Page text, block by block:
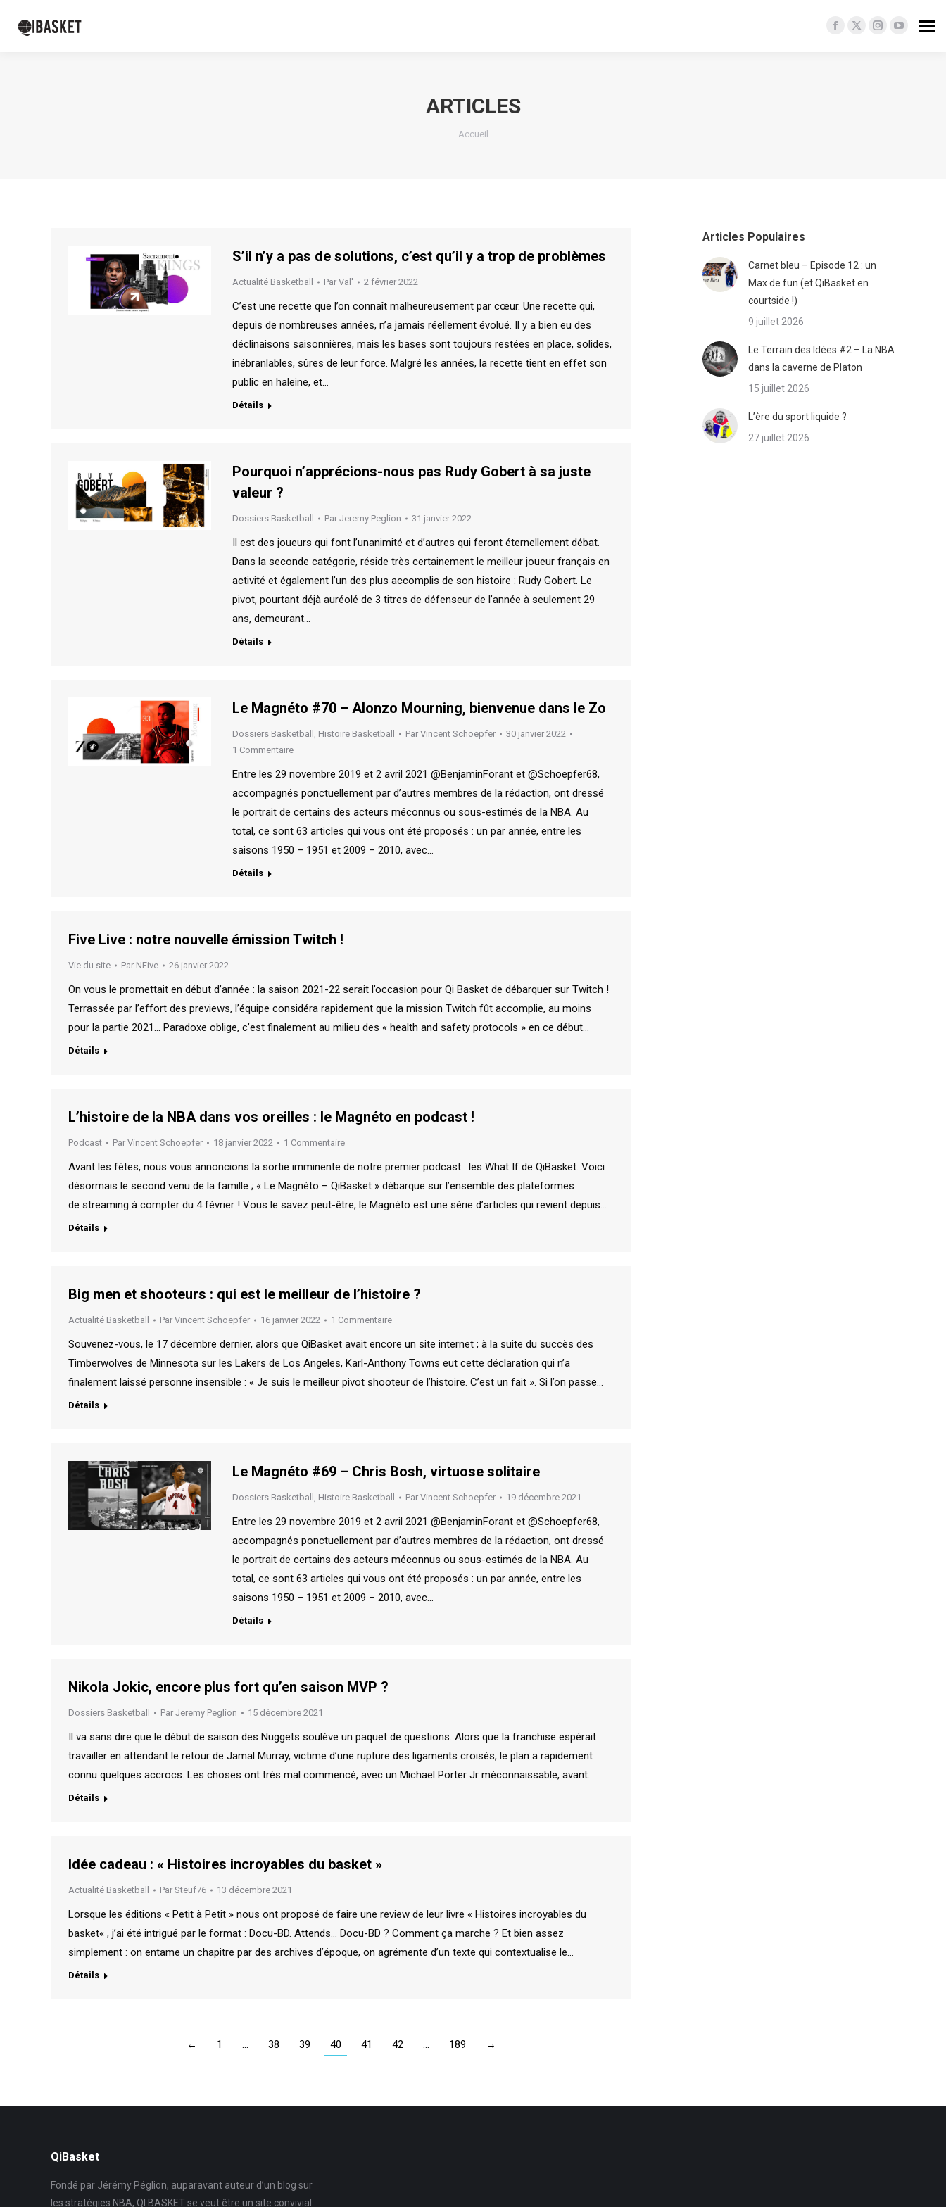
Facebook
X
Instagram
YouTube
ARTICLES
Vous êtes ici :
Accueil
S’il n’y a pas de solutions, c’est qu’il y a trop de problèmes
Actualité Basketball Par Val' 2 février 2022
C’est une recette que l’on connaît malheureusement par cœur. Une recette qui,
depuis de nombreuses années, n’a jamais réellement évolué. Il y a bien eu des
déclinaisons saisonnières, mais les bases sont toujours restées en place, solides,
inébranlables, sûres de leur force. Malgré les années, la recette tient en effet son
public en haleine, et…
Détails
Pourquoi n’apprécions-nous pas Rudy Gobert à sa juste
valeur ?
Dossiers Basketball Par Jeremy Peglion 31 janvier 2022
Il est des joueurs qui font l’unanimité et d’autres qui feront éternellement débat.
Dans la seconde catégorie, réside très certainement le meilleur joueur français en
activité et également l’un des plus accomplis de son histoire : Rudy Gobert. Le
pivot, pourtant déjà auréolé de 3 titres de défenseur de l’année à seulement 29
ans, demeurant…
Détails
Le Magnéto #70 – Alonzo Mourning, bienvenue dans le Zo
Dossiers Basketball , Histoire Basketball Par Vincent Schoepfer
30 janvier 2022
1 Commentaire
Entre les 29 novembre 2019 et 2 avril 2021 @BenjaminForant et @Schoepfer68,
accompagnés ponctuellement par d’autres membres de la rédaction, ont dressé
le portrait de certains des acteurs méconnus ou sous-estimés de la NBA. Au
total, ce sont 63 articles qui vous ont été proposés : un par année, entre les
saisons 1950 – 1951 et 2009 – 2010, avec…
Détails
Five Live : notre nouvelle émission Twitch !
Vie du site Par NFive 26 janvier 2022
On vous le promettait en début d’année : la saison 2021-22 serait l’occasion pour Qi Basket de débarquer sur Twitch !
Terrassée par l’effort des previews, l’équipe considéra rapidement que la mission Twitch fût accomplie, au moins
pour la partie 2021… Paradoxe oblige, c’est finalement au milieu des « health and safety protocols » en ce début…
Détails
L’histoire de la NBA dans vos oreilles : le Magnéto en podcast !
Podcast Par Vincent Schoepfer 18 janvier 2022 1 Commentaire
Avant les fêtes, nous vous annoncions la sortie imminente de notre premier podcast : les What If de QiBasket. Voici
désormais le second venu de la famille ; « Le Magnéto – QiBasket » débarque sur l’ensemble des plateformes
de streaming à compter du 4 février ! Vous le savez peut-être, le Magnéto est une série d’articles qui revient depuis…
Détails
Big men et shooteurs : qui est le meilleur de l’histoire ?
Actualité Basketball Par Vincent Schoepfer 16 janvier 2022 1 Commentaire
Souvenez-vous, le 17 décembre dernier, alors que QiBasket avait encore un site internet ; à la suite du succès des
Timberwolves de Minnesota sur les Lakers de Los Angeles, Karl-Anthony Towns eut cette déclaration qui n’a
finalement laissé personne insensible : « Je suis le meilleur pivot shooteur de l’histoire. C’est un fait ». Si l’on passe…
Détails
Le Magnéto #69 – Chris Bosh, virtuose solitaire
Dossiers Basketball , Histoire Basketball Par Vincent Schoepfer 19 décembre 2021
Entre les 29 novembre 2019 et 2 avril 2021 @BenjaminForant et @Schoepfer68,
accompagnés ponctuellement par d’autres membres de la rédaction, ont dressé
le portrait de certains des acteurs méconnus ou sous-estimés de la NBA. Au
total, ce sont 63 articles qui vous ont été proposés : un par année, entre les
saisons 1950 – 1951 et 2009 – 2010, avec…
Détails
Nikola Jokic, encore plus fort qu’en saison MVP ?
Dossiers Basketball Par Jeremy Peglion 15 décembre 2021
Il va sans dire que le début de saison des Nuggets soulève un paquet de questions. Alors que la franchise espérait
travailler en attendant le retour de Jamal Murray, victime d’une rupture des ligaments croisés, le plan a rapidement
connu quelques accrocs. Les choses ont très mal commencé, avec un Michael Porter Jr méconnaissable, avant…
Détails
Idée cadeau : « Histoires incroyables du basket »
Actualité Basketball Par Steuf76 13 décembre 2021
Lorsque les éditions « Petit à Petit » nous ont proposé de faire une review de leur livre « Histoires incroyables du
basket« , j’ai été intrigué par le format : Docu-BD. Attends… Docu-BD ? Comment ça marche ? Et bien assez
simplement : on entame un chapitre par des archives d’époque, on agrémente d’un texte qui contextualise le…
Détails
← 1 … 38 39 40 41 42 … 189 →
Articles Populaires
Carnet bleu – Episode 12 : un
Max de fun (et QiBasket en
courtside !)
9 juillet 2026
Le Terrain des Idées #2 – La NBA
dans la caverne de Platon
15 juillet 2026
L’ère du sport liquide ?
27 juillet 2026
QiBasket
Fondé par Jérémy Péglion, auparavant auteur d’un blog sur
les stratégies NBA, QI BASKET se veut être un site convivial